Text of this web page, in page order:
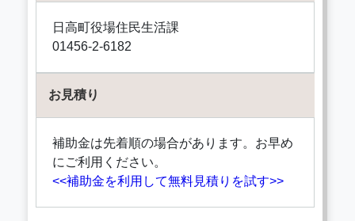
日高町役場住民生活課
01456-2-6182
お見積り
補助金は先着順の場合があります。お早め
にご利用ください。
<<補助金を利用して無料見積りを試す>>